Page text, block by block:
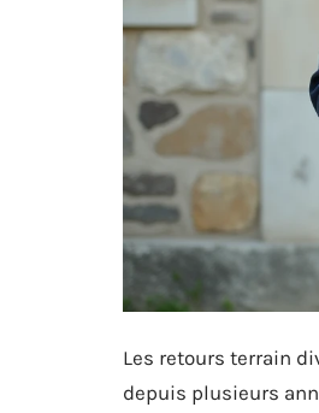
Les retours terrain
depuis plusieurs